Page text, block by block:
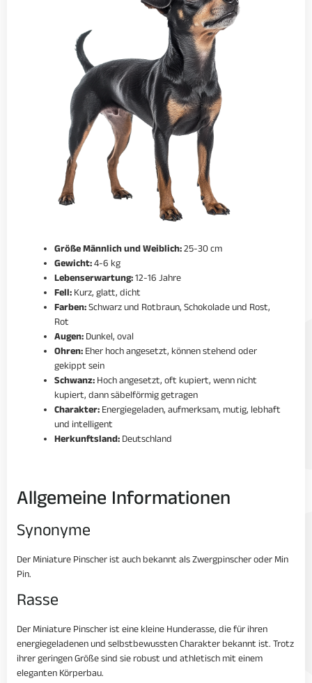
Größe Männlich und Weiblich:25-30 cm
Gewicht:4-6 kg
Lebenserwartung:12-16 Jahre
Fell:Kurz, glatt, dicht
Farben:Schwarz und Rotbraun, Schokolade und Rost,
Rot
Augen:Dunkel, oval
Ohren:Eher hoch angesetzt, können stehend oder
gekippt sein
Schwanz:Hoch angesetzt, oft kupiert, wenn nicht
kupiert, dann säbelförmig getragen
Charakter:Energiegeladen, aufmerksam, mutig, lebhaft
und intelligent
Herkunftsland:Deutschland
Allgemeine Informationen
Synonyme
Der Miniature Pinscher ist auch bekannt als Zwergpinscher oder Min
Pin.
Rasse
Der Miniature Pinscher ist eine kleine Hunderasse, die für ihren
energiegeladenen und selbstbewussten Charakter bekannt ist. Trotz
ihrer geringen Größe sind sie robust und athletisch mit einem
eleganten Körperbau.